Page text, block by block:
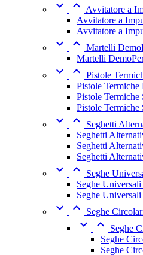
  Avvitatore a
Avvitatore a
Avvitatore a
  Martelli
Martelli
  Pistole
Pistole Termiche
Pistole Termiche
Pistole Termiche
 
Seghetti
Seghetti
Seghetti
Seghetti
 
Seghe
Seghe
Seghe
  Seghe
 
Seghe
Seghe
Seghe